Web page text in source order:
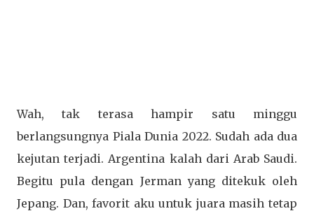
Wah, tak terasa hampir satu minggu
berlangsungnya Piala Dunia 2022. Sudah ada dua
kejutan terjadi. Argentina kalah dari Arab Saudi.
Begitu pula dengan Jerman yang ditekuk oleh
Jepang. Dan, favorit aku untuk juara masih tetap